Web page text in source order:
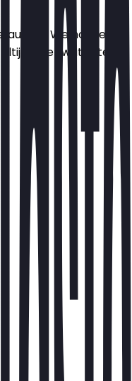
We houden
weet wat je te